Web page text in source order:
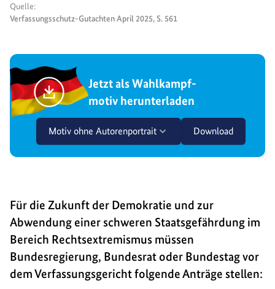
Quelle:
Verfassungsschutz-Gutachten April 2025, S. 561
Jetzt als Wahlkampf-
motiv herunterladen
Motiv ohne Autorenportrait Download
Für die Zukunft der Demokratie und zur
Abwendung einer schweren Staatsgefährdung im
Bereich Rechtsextremismus müssen
Bundesregierung, Bundesrat oder Bundestag vor
dem Verfassungsgericht folgende Anträge stellen: